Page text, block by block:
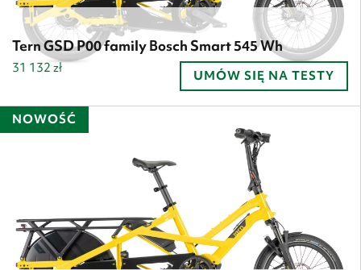
Tern GSD P00 family Bosch Smart 545 Wh
31 132 zł UMÓW SIĘ NA TESTY
NOWOŚĆ